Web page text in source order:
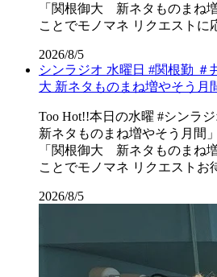
「関根御大 新ネタものまね
ことでモノマネ リクエスト
2026/8/5
シンラジオ 水曜日 #関根勤 ＃
大 新ネタものまね増やそう月
Too Hot!!本日の水曜 #シンラ
新ネタものまね増やそう月間
「関根御大 新ネタものまね
ことでモノマネ リクエスト
2026/8/5